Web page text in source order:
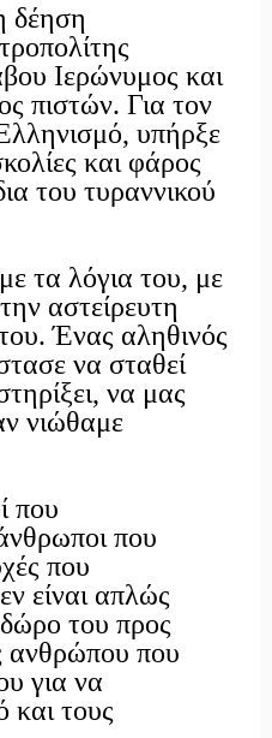
δέηση
Ιερώνυμος και
πιστών. Για τον
υπήρξε
και φάρος
του τυραννικού
τα λόγια του, με
αστείρευτη
Ένας αληθινός
να σταθεί
να μας
νιώθαμε
που
που
που
είναι απλώς
του προς
ανθρώπου που
για να
και τους